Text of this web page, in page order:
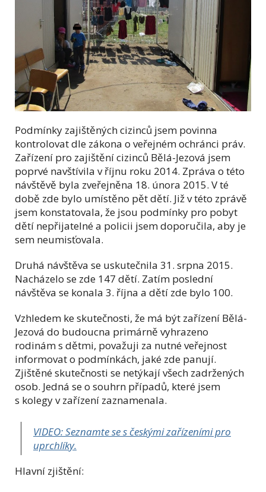
Podmínky zajištěných cizinců jsem povinna
kontrolovat dle zákona o veřejném ochránci práv.
Zařízení pro zajištění cizinců Bělá-Jezová jsem
poprvé navštívila v říjnu roku 2014. Zpráva o této
návštěvě byla zveřejněna 18. února 2015. V té
době zde bylo umístěno pět dětí. Již v této zprávě
jsem konstatovala, že jsou podmínky pro pobyt
dětí nepřijatelné a policii jsem doporučila, aby je
sem neumisťovala.
Druhá návštěva se uskutečnila 31. srpna 2015.
Nacházelo se zde 147 dětí. Zatím poslední
návštěva se konala 3. října a dětí zde bylo 100.
Vzhledem ke skutečnosti, že má být zařízení Bělá-
Jezová do budoucna primárně vyhrazeno
rodinám s dětmi, považuji za nutné veřejnost
informovat o podmínkách, jaké zde panují.
Zjištěné skutečnosti se netýkají všech zadržených
osob. Jedná se o souhrn případů, které jsem
s kolegy v zařízení zaznamenala.
VIDEO: Seznamte se s českými zařízeními pro
uprchlíky.
Hlavní zjištění: